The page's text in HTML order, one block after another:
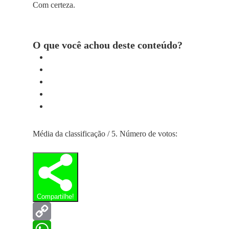
Com certeza.
O que você achou deste conteúdo?
Média da classificação / 5. Número de votos:
Compartilhe!